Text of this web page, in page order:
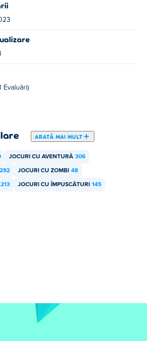
Evaluări)
ARATĂ MAI MULT
JOCURI CU AVENTURĂ 306
292 JOCURI CU ZOMBI 48
213 JOCURI CU ÎMPUSCĂTURI 145